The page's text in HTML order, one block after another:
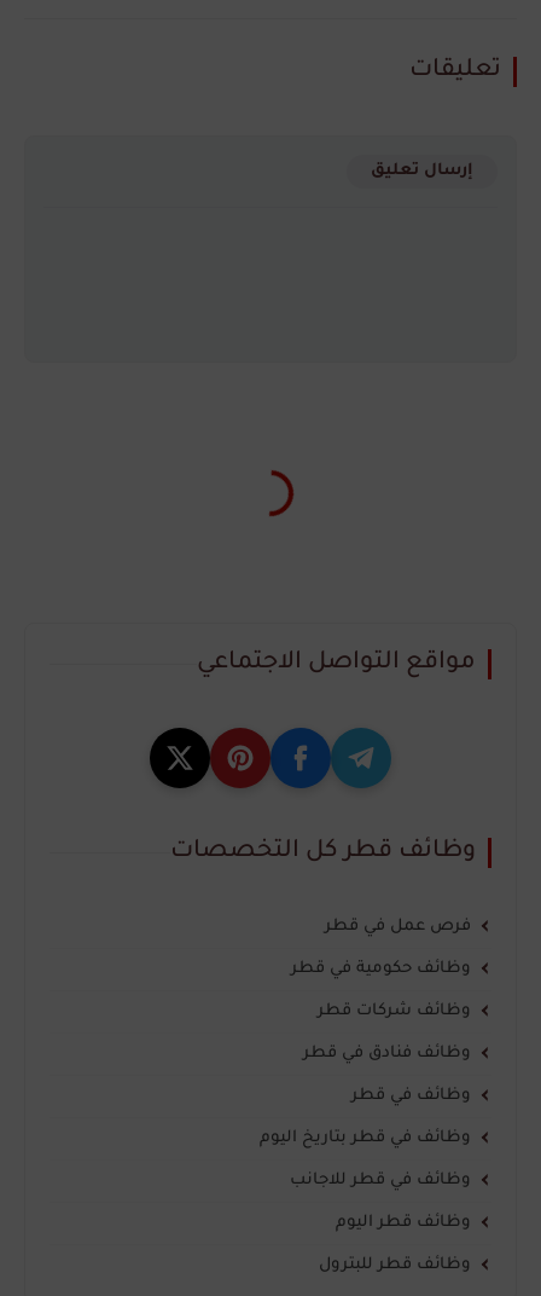
تعليقات
إرسال تعليق
مواقع التواصل الاجتماعي
وظائف قطر كل التخصصات
فرص عمل في قطر
وظائف حكومية في قطر
وظائف شركات قطر
وظائف فنادق في قطر
وظائف في قطر
وظائف في قطر بتاريخ اليوم
وظائف في قطر للاجانب
وظائف قطر اليوم
وظائف قطر للبترول